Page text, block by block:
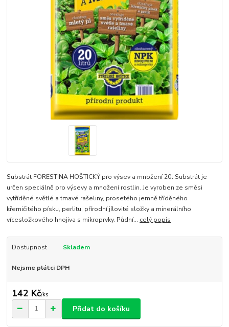
Substrát FORESTINA HOŠTICKÝ pro výsev a množení 20l Substrát je
určen speciálně pro výsevy a množení rostlin. Je vyroben ze směsi
vytříděné světlé a tmavé rašeliny, prosetého jemně tříděného
křemičitého písku, perlitu, přírodní jílovité složky a minerálního
vícesložkového hnojiva s mikroprvky. Půdní... celý popis
Dostupnost Skladem
Nejsme plátci DPH
142 Kč/ks
Přidat do košíku